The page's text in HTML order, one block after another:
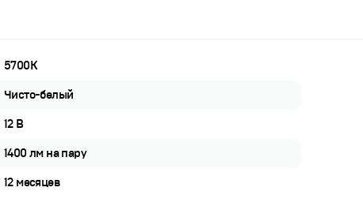
5700K
Чисто-белый
12 В
1400 лм на пару
12 месяцев